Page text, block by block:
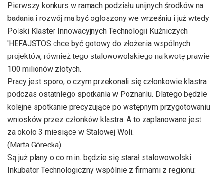
Pierwszy konkurs w ramach podziału unijnych środków na
badania i rozwój ma być ogłoszony we wrześniu i już wtedy
Polski Klaster Innowacyjnych Technologii Kuźniczych
'HEFAJSTOS chce być gotowy do złożenia wspólnych
projektów, również tego stalowowolskiego na kwotę prawie
100 milionów złotych.
Pracy jest sporo, o czym przekonali się członkowie klastra
podczas ostatniego spotkania w Poznaniu. Dlatego będzie
kolejne spotkanie precyzujące po wstępnym przygotowaniu
wniosków przez członków klastra. A to zaplanowane jest
za około 3 miesiące w Stalowej Woli.
(Marta Górecka)
Są już plany o co m.in. będzie się starał stalowowolski
Inkubator Technologiczny wspólnie z firmami z regionu: